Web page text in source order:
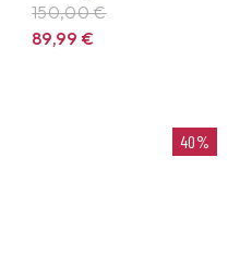
150,00 €
89,99€
40%